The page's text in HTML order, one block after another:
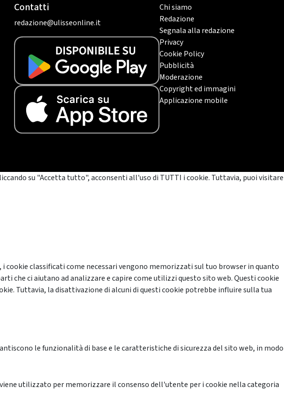
Contatti
redazione@ulisseonline.it
Chi siamo
Redazione
Segnala alla redazione
Privacy
Cookie Policy
Pubblicità
Moderazione
Copyright ed immagini
Applicazione mobile
su "Accetta tutto", acconsenti all'uso di TUTTI i cookie. Tuttavia, puoi visitare
classificati come necessari vengono memorizzati sul tuo browser in quanto
che ci aiutano ad analizzare e capire come utilizzi questo sito web. Questi cookie
Tuttavia, la disattivazione di alcuni di questi cookie potrebbe influire sulla tua
le funzionalità di base e le caratteristiche di sicurezza del sito web, in modo
utilizzato per memorizzare il consenso dell'utente per i cookie nella categoria